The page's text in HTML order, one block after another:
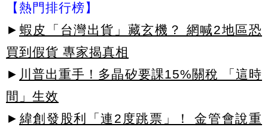
【熱門排行榜】
► 蝦皮「台灣出貨」藏玄機？ 網喊2地區恐
買到假貨 專家揭真相
► 川普出重手！多晶矽要課15%關稅 「這時
間」生效
► 緯創發股利「連2度跳票」！ 金管會說重